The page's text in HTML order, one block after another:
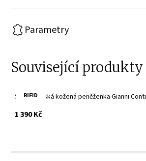
Parametry
Související produkty
RIFID
Šedá dámská kožená peněženka Gianni Conti
1 390 Kčs DPH